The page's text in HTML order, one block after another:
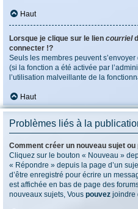
Haut
Lorsque je clique sur le lien courriel
connecter !?
Seuls les membres peuvent
(si la fonction a été activée par
l’utilisation malveillante de la
Haut
Problèmes liés à la
Comment créer un nouveau sujet
Cliquez sur le bouton « Nouveau »
« Répondre » depuis la page d’un
d’être enregistré pour écrire un
est affichée en bas de page des
nouveaux sujets, Vous pouvez joindre